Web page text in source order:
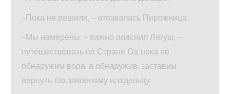
–Пока не решили, – отозвалась Пирожница.
–Мы намерены, – важно пояснил Лягуш, –
путешествовать по Стране Оз, пока не
обнаружим вора, а обнаружив, заставим
вернуть таз законному владельцу.